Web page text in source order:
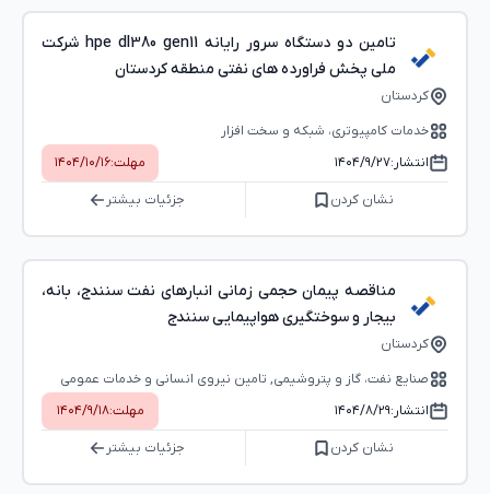
تامین دو دستگاه سرور رایانه hpe dl380 gen11 شرکت
ملی پخش فراورده های نفتی منطقه کردستان
کردستان
خدمات کامپیوتری، شبکه و سخت ‌افزار
انتشار:۱۴۰۴/۹/۲۷ مهلت:۱۴۰۴/۱۰/۱۶
نشان کردن جزئیات بیشتر
مناقصه پیمان حجمی زمانی انبارهای نفت سنندج، بانه،
بیجار و سوختگیری هواپیمایی سنندج
کردستان
صنایع نفت، گاز و پتروشیمی, تامین نیروی انسانی و خدمات عمومی
انتشار:۱۴۰۴/۸/۲۹ مهلت:۱۴۰۴/۹/۱۸
نشان کردن جزئیات بیشتر